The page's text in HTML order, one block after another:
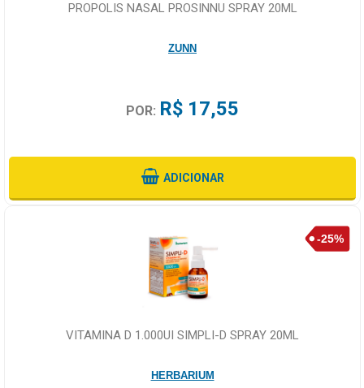
PROPOLIS NASAL PROSINNU SPRAY 20ML
ZUNN
POR: R$ 17,55
ADICIONAR
VITAMINA D 1.000UI SIMPLI-D SPRAY 20ML
HERBARIUM